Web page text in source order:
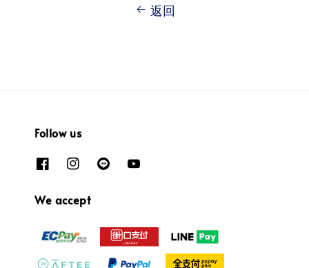
返回
Follow us
We accept